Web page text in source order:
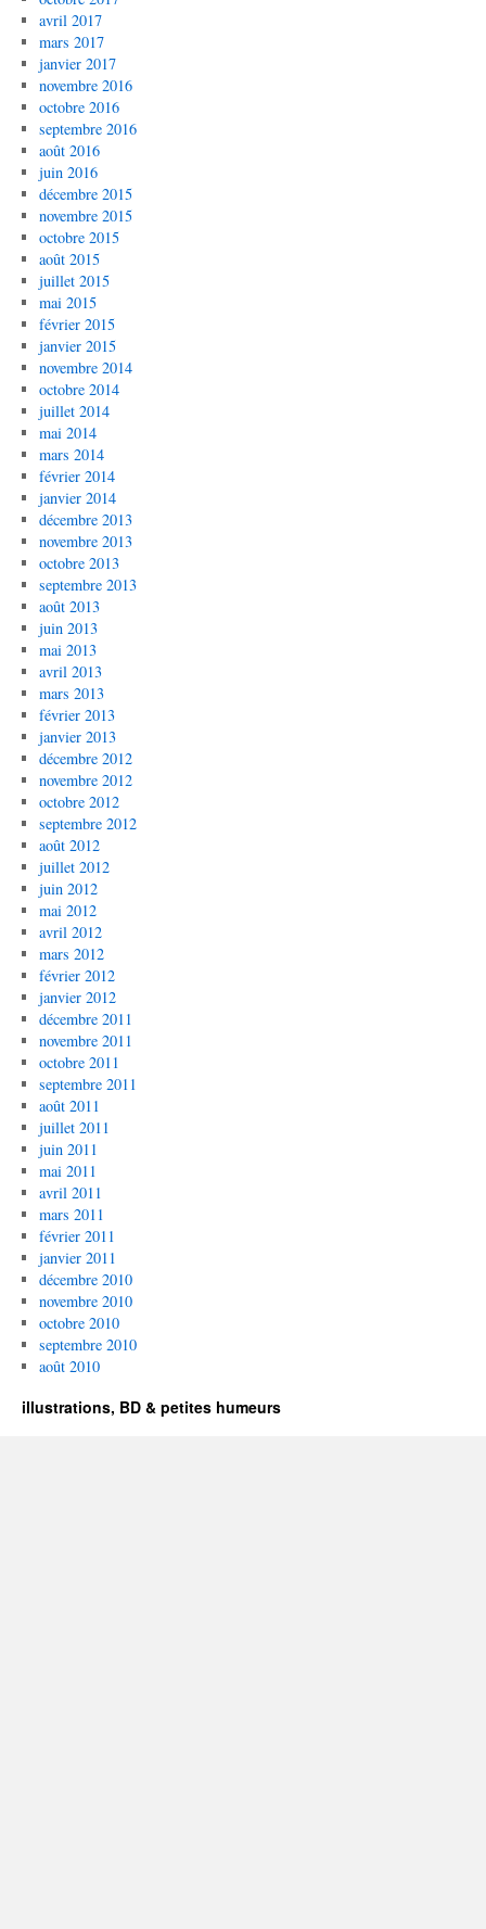
avril 2017
mars 2017
janvier 2017
novembre 2016
octobre 2016
septembre 2016
août 2016
juin 2016
décembre 2015
novembre 2015
octobre 2015
août 2015
juillet 2015
mai 2015
février 2015
janvier 2015
novembre 2014
octobre 2014
juillet 2014
mai 2014
mars 2014
février 2014
janvier 2014
décembre 2013
novembre 2013
octobre 2013
septembre 2013
août 2013
juin 2013
mai 2013
avril 2013
mars 2013
février 2013
janvier 2013
décembre 2012
novembre 2012
octobre 2012
septembre 2012
août 2012
juillet 2012
juin 2012
mai 2012
avril 2012
mars 2012
février 2012
janvier 2012
décembre 2011
novembre 2011
octobre 2011
septembre 2011
août 2011
juillet 2011
juin 2011
mai 2011
avril 2011
mars 2011
février 2011
janvier 2011
décembre 2010
novembre 2010
octobre 2010
septembre 2010
août 2010
illustrations, BD & petites humeurs